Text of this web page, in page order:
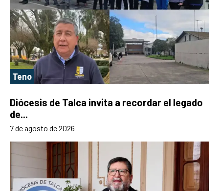
Teno
Diócesis de Talca invita a recordar el legado
de...
7 de agosto de 2026